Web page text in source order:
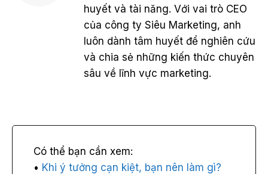
huyết và tài năng. Với vai trò CEO
của công ty Siêu Marketing, anh
luôn dành tâm huyết để nghiên cứu
và chia sẻ những kiến thức chuyên
sâu về lĩnh vực marketing.
Khi ý tưởng cạn kiệt, bạn nên làm gì?